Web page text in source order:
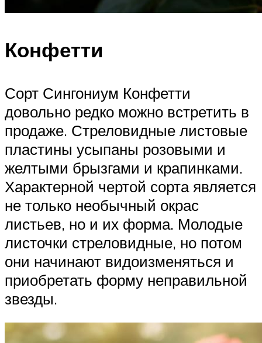
Конфетти
Сорт Сингониум Конфетти
довольно редко можно встретить в
продаже. Стреловидные листовые
пластины усыпаны розовыми и
желтыми брызгами и крапинками.
Характерной чертой сорта является
не только необычный окрас
листьев, но и их форма. Молодые
листочки стреловидные, но потом
они начинают видоизменяться и
приобретать форму неправильной
звезды.